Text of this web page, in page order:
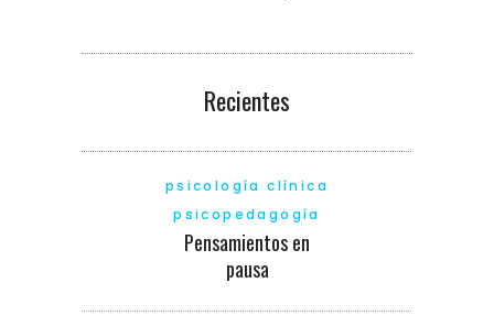
Recientes
psicología clínica
psicopedagogía
Pensamientos en
pausa